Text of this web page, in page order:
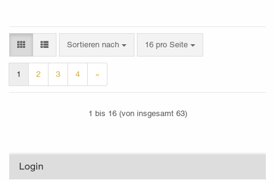
Sortieren nach
Sortieren nach 16 pro Seite
pro Seite
1 2 3 4 »
1 bis 16(von insgesamt 63)
Login